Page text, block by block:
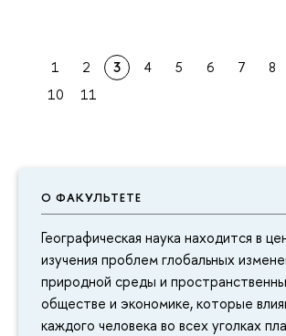
О ФАКУЛЬТЕТЕ
Географическая наука находится в
изучения проблем глобальных
природной среды и
обществе и экономике, которые
каждого человека во всех уголках
1 2 3 4 5 6 7 8
10
11